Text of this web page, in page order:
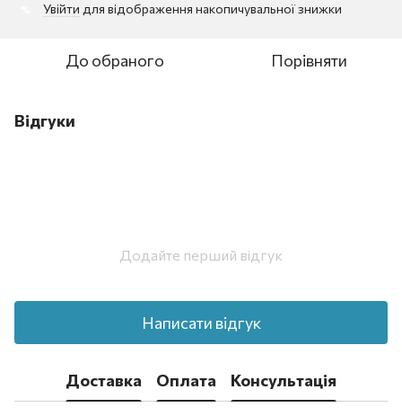
Увійти для відображення накопичувальної знижки
До обраного Порівняти
Відгуки
Додайте перший відгук
Написати відгук
Доставка Оплата Консультація